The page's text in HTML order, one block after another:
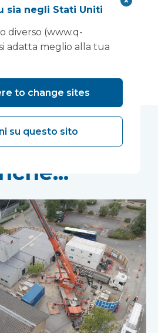
piacerti
sia negli Stati Uniti
diverso (www.q-
adatta meglio alla tua
to change sites
su questo sito